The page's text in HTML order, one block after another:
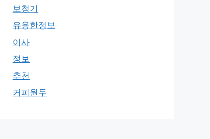
보청기
유용한정보
이사
정보
추천
커피원두